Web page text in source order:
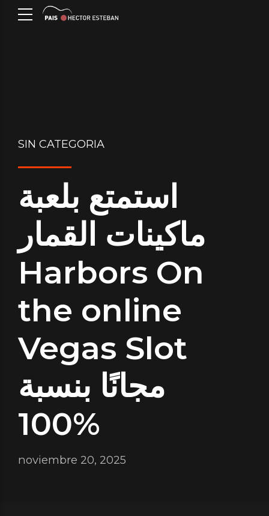
SIN CATEGORIA
استمتع بلعبة
ماكينات القمار
Harbors On
the online
Vegas Slot
مجانًا بنسبة
100%
noviembre 20, 2025